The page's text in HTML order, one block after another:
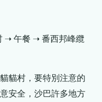
➝ 午餐 ➝ 番西邦峰纜
貓村，要特別注意的
安全，沙巴許多地方